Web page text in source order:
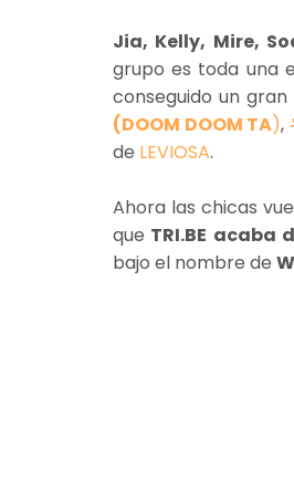
Jia, Kelly, Mire,
grupo es toda una
conseguido un
(DOOM DOOM TA),
de LEVIOSA.
Ahora las chicas
que TRI.BE acaba
bajo el nombre de